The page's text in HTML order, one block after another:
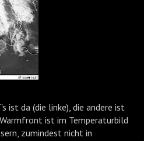
ist da (die linke), die andere ist
ist im Temperaturbild
zumindest nicht in